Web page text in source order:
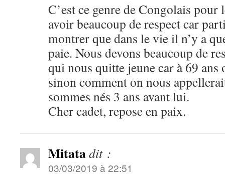
C’est ce genre de Congolais pour
avoir beaucoup de respect car
montrer que dans le vie il n’y a
paie. Nous devons beaucoup de
qui nous quitte jeune car à 69 ans
sinon comment on nous
sommes nés 3 ans avant lui.
Cher cadet, repose en paix.
Mitatadit :
03/03/2019 à 22:51